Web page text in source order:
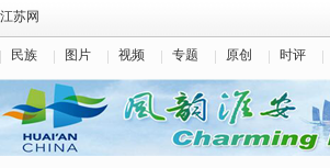
江苏网
民族 图片 视频 专题 原创 时评